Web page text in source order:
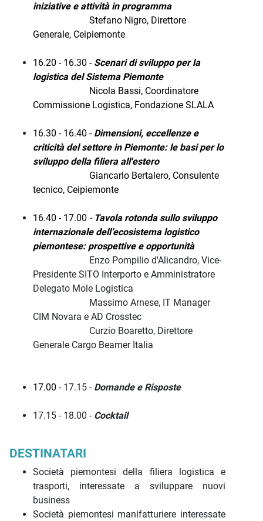
iniziative e attività in programma
Stefano Nigro, Direttore
Generale, Ceipiemonte
16.20 - 16.30 -Scenari di sviluppo per la
logistica del Sistema Piemonte
Nicola Bassi, Coordinatore
Commissione Logistica, Fondazione SLALA
16.30 - 16.40 -Dimensioni, eccellenze e
criticità del settore in Piemonte: le basi per lo
sviluppo della filiera all'estero
Giancarlo Bertalero, Consulente
tecnico, Ceipiemonte
16.40 - 17.00 - Tavola rotonda sullo sviluppo
internazionale dell’ecosistema logistico
piemontese: prospettive e opportunità
Enzo Pompilio d'Alicandro, Vice-
Presidente SITO Interporto e Amministratore
Delegato Mole Logistica
Massimo Arnese, IT Manager
CIM Novara e AD Crosstec
Curzio Boaretto, Direttore
Generale Cargo Beamer Italia
17.00 - 17.15 - Domande e Risposte
17.15 - 18.00 - Cocktail
DESTINATARI
Società piemontesi della filiera logistica e
trasporti, interessate a sviluppare nuovi
business
Società piemontesi manifatturiere interessate